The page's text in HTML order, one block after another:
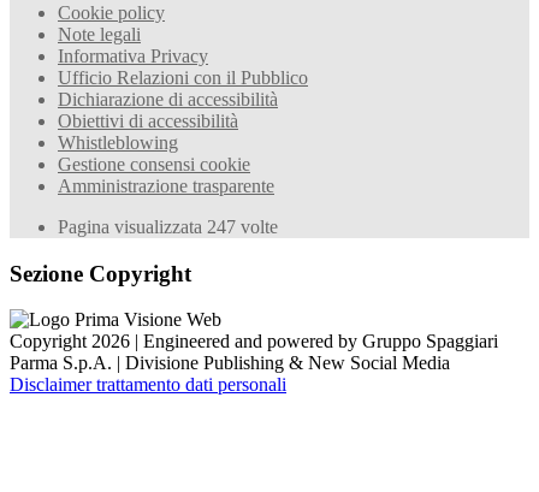
Cookie policy
Note legali
Informativa Privacy
Ufficio Relazioni con il Pubblico
Dichiarazione di accessibilità
Obiettivi di accessibilità
Whistleblowing
Gestione consensi cookie
Amministrazione trasparente
Pagina visualizzata 247 volte
Sezione Copyright
Copyright 2026 | Engineered and powered by Gruppo Spaggiari
Parma S.p.A. | Divisione Publishing & New Social Media
Disclaimer trattamento dati personali